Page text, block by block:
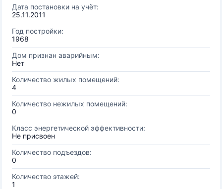
Дата постановки на учёт:
25.11.2011
Год постройки:
1968
Дом признан аварийным:
Нет
Количество жилых помещений:
4
Количество нежилых помещений:
0
Класс энергетической эффективности:
Не присвоен
Количество подъездов:
0
Количество этажей:
1